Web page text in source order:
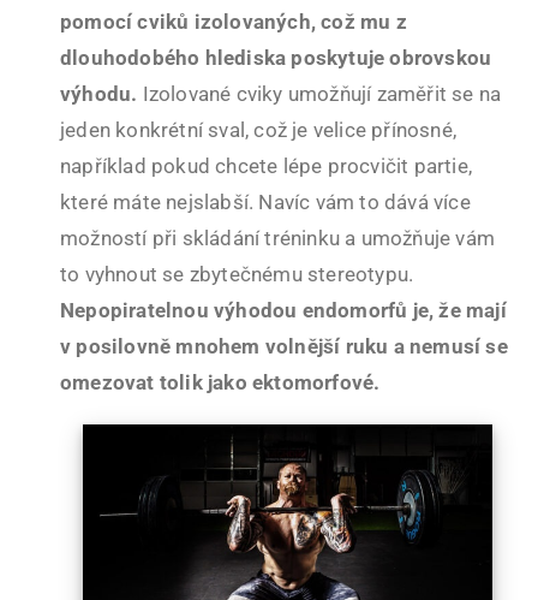
pomocí cviků izolovaných, což mu z
dlouhodobého hlediska poskytuje obrovskou
výhodu. Izolované cviky umožňují zaměřit se na
jeden konkrétní sval, což je velice přínosné,
například pokud chcete lépe procvičit partie,
které máte nejslabší. Navíc vám to dává více
možností při skládání tréninku a umožňuje vám
to vyhnout se zbytečnému stereotypu.
Nepopiratelnou výhodou endomorfů je, že mají
v posilovně mnohem volnější ruku a nemusí se
omezovat tolik jako ektomorfové.